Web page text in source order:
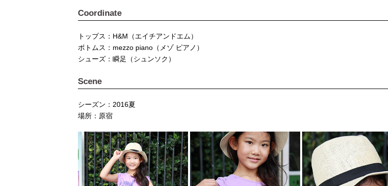
Coordinate
トップス：H&M（エイチアンドエム）
ボトムス：mezzo piano（メゾ ピアノ）
シューズ：瞬足（シュンソク）
Scene
シーズン：2016夏
場所：原宿